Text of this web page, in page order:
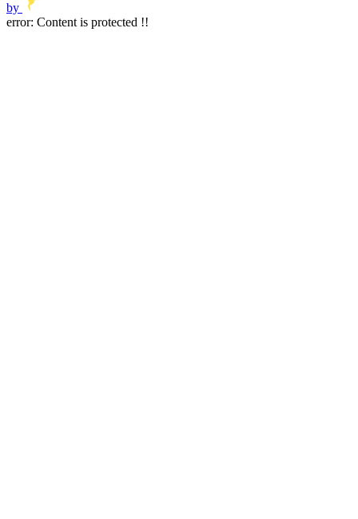
by
error: Content is protected !!